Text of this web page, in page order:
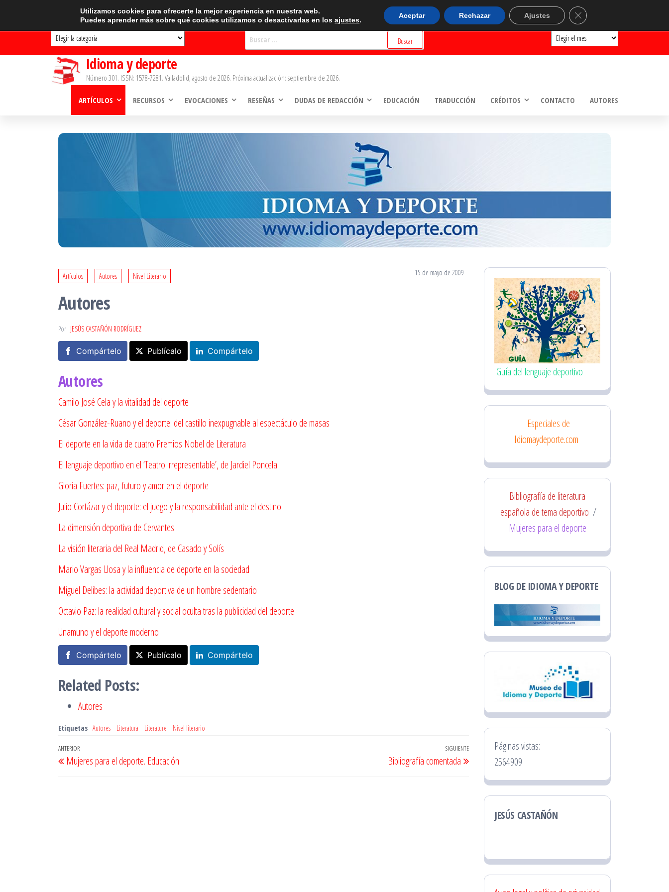
CATEGORÍAS
Categorías
BUSCADOR ARCHIVOS
Archivos
Idioma y deporte
Número 301. ISSN: 1578-7281. Valladolid, agosto de 2026. Próxima actualización: septiembre de 2026.
ARTÍCULOS RECURSOS EVOCACIONES RESEÑAS DUDAS DE REDACCIÓN EDUCACIÓN TRADUCCIÓN CRÉDITOS CONTACTO AUTORES
Artículos Autores Nivel Literario 15 de mayo de 2009
Autores
Por JESÚS CASTAÑÓN RODRÍGUEZ
Compártelo Publícalo Compártelo
Autores
Camilo José Cela y la vitalidad del deporte
César González-Ruano y el deporte: del castillo inexpugnable al espectáculo de masas
El deporte en la vida de cuatro Premios Nobel de Literatura
El lenguaje deportivo en el ‘Teatro irrepresentable’, de Jardiel Poncela
Gloria Fuertes: paz, futuro y amor en el deporte
Julio Cortázar y el deporte: el juego y la responsabilidad ante el destino
La dimensión deportiva de Cervantes
La visión literaria del Real Madrid, de Casado y Solís
Mario Vargas Llosa y la influencia de deporte en la sociedad
Miguel Delibes: la actividad deportiva de un hombre sedentario
Octavio Paz: la realidad cultural y social oculta tras la publicidad del deporte
Unamuno y el deporte moderno
Compártelo Publícalo Compártelo
Related Posts:
Autores
Etiquetas Autores Literatura Literature Nivel literario
Navegación
de
Entrada
anterior
ANTERIOR
Mujeres para el deporte. Educación
Entrada
siguiente
SIGUIENTE
Bibliografía comentada
Guía del lenguaje deportivo
Especiales de
Idiomaydeporte.com
Bibliografía de literatura
española de tema deportivo /
Mujeres para el deporte
BLOG DE IDIOMA Y DEPORTE
Páginas vistas:
2564909
JESÚS CASTAÑÓN
Utilizamos cookies para ofrecerte la mejor experiencia en nuestra web.
Puedes aprender más sobre qué cookies utilizamos o desactivarlas en losajustes.
Aceptar Rechazar Ajustes Cerrar el banner de cookies